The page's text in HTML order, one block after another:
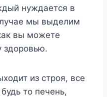
нуждается в
мы выделим
вы можете
здоровью.
из строя, все
то печень,